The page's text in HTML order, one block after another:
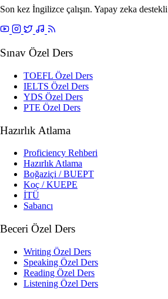
Son kez İngilizce çalışın. Yapay zeka destekli
Sınav Özel Ders
TOEFL Özel Ders
IELTS Özel Ders
YDS Özel Ders
PTE Özel Ders
Hazırlık Atlama
Proficiency Rehberi
Hazırlık Atlama
Boğaziçi / BUEPT
Koç / KUEPE
İTÜ
Sabancı
Beceri Özel Ders
Writing Özel Ders
Speaking Özel Ders
Reading Özel Ders
Listening Özel Ders